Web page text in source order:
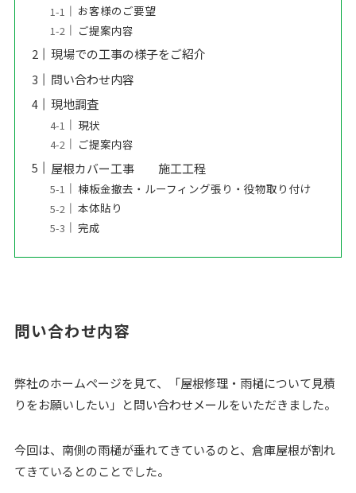
お客様のご要望
ご提案内容
現場での工事の様子をご紹介
問い合わせ内容
現地調査
現状
ご提案内容
屋根カバー工事 施工工程
棟板金撤去・ルーフィング張り・役物取り付け
本体貼り
完成
問い合わせ内容
弊社のホームページを見て、「屋根修理・雨樋について見積
りをお願いしたい」と問い合わせメールをいただきました。
今回は、南側の雨樋が垂れてきているのと、倉庫屋根が割れ
てきているとのことでした。